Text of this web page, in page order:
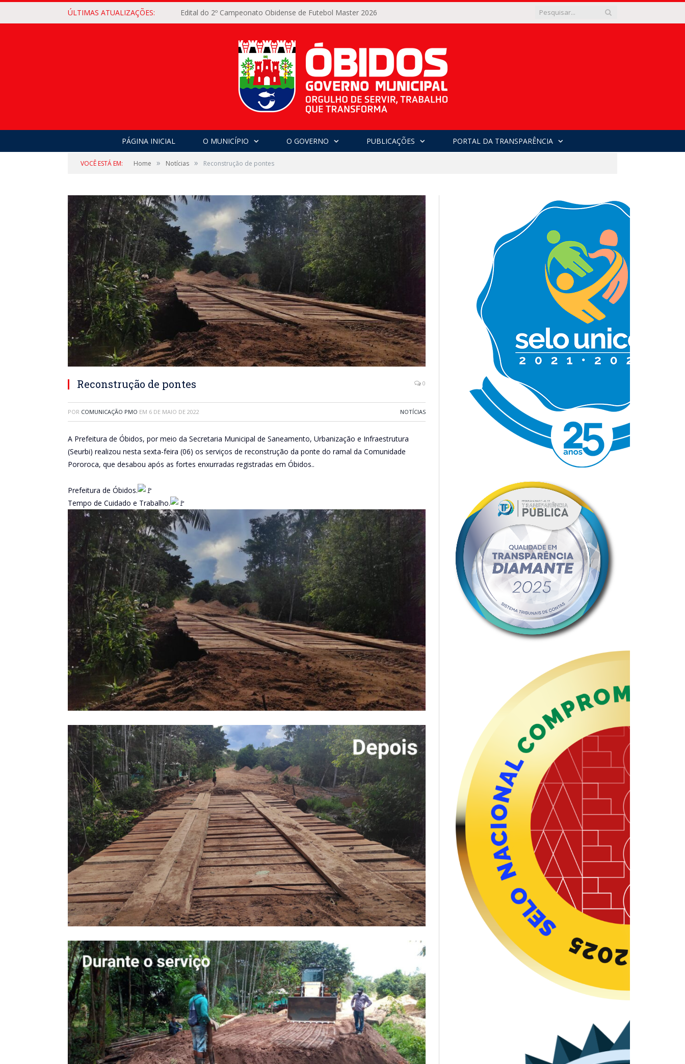
ÚLTIMAS ATUALIZAÇÕES: Edital do 2º Campeonato Obidense de Futebol Master 2026
PÁGINA INICIAL O MUNICÍPIO O GOVERNO PUBLICAÇÕES PORTAL DA TRANSPARÊNCIA
VOCÊ ESTÁ EM: Home » Notícias » Reconstrução de pontes
Reconstrução de pontes 0
POR COMUNICAÇÃO PMO EM 6 DE MAIO DE 2022 NOTÍCIAS
A Prefeitura de Óbidos, por meio da Secretaria Municipal de Saneamento, Urbanização e Infraestrutura
(Seurbi) realizou nesta sexta-feira (06) os serviços de reconstrução da ponte do ramal da Comunidade
Pororoca, que desabou após as fortes enxurradas registradas em Óbidos..
Prefeitura de Óbidos.
Tempo de Cuidado e Trabalho.